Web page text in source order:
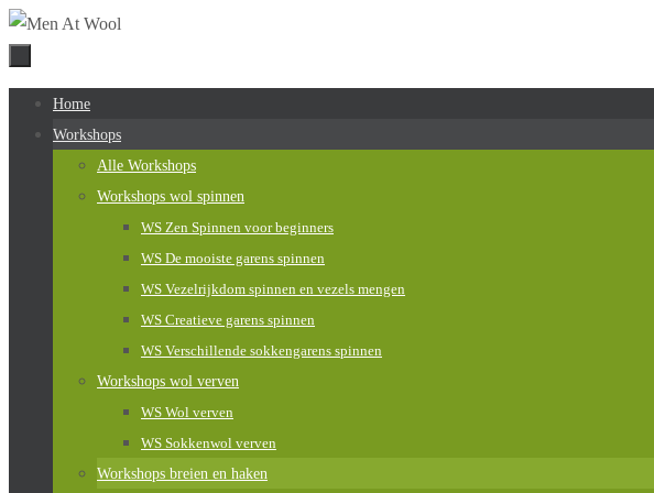
Naar
inhoud
springen
Naar
Home
Workshops
Alle Workshops
Workshops wol spinnen
WS Zen Spinnen voor beginners
WS De mooiste garens spinnen
WS Vezelrijkdom spinnen en vezels mengen
WS Creatieve garens spinnen
WS Verschillende sokkengarens spinnen
Workshops wol verven
WS Wol verven
WS Sokkenwol verven
Workshops breien en haken